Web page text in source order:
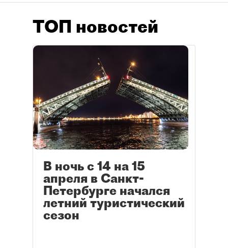
ТОП новостей
В ночь с 14 на 15
апреля в Санкт-
Петербурге начался
летний туристический
сезон